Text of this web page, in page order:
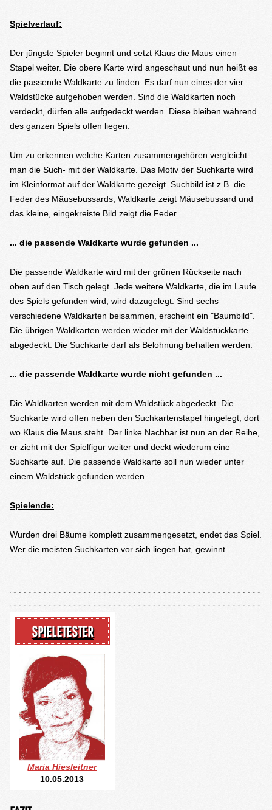
Spielverlauf:
Der jüngste Spieler beginnt und setzt Klaus die Maus einen
Stapel weiter. Die obere Karte wird angeschaut und nun heißt es
die passende Waldkarte zu finden. Es darf nun eines der vier
Waldstücke aufgehoben werden. Sind die Waldkarten noch
verdeckt, dürfen alle aufgedeckt werden. Diese bleiben während
des ganzen Spiels offen liegen.
Um zu erkennen welche Karten zusammengehören vergleicht
man die Such- mit der Waldkarte. Das Motiv der Suchkarte wird
im Kleinformat auf der Waldkarte gezeigt. Suchbild ist z.B. die
Feder des Mäusebussards, Waldkarte zeigt Mäusebussard und
das kleine, eingekreiste Bild zeigt die Feder.
... die passende Waldkarte wurde gefunden ...
Die passende Waldkarte wird mit der grünen Rückseite nach
oben auf den Tisch gelegt. Jede weitere Waldkarte, die im Laufe
des Spiels gefunden wird, wird dazugelegt. Sind sechs
verschiedene Waldkarten beisammen, erscheint ein "Baumbild".
Die übrigen Waldkarten werden wieder mit der Waldstückkarte
abgedeckt. Die Suchkarte darf als Belohnung behalten werden.
... die passende Waldkarte wurde nicht gefunden ...
Die Waldkarten werden mit dem Waldstück abgedeckt. Die
Suchkarte wird offen neben den Suchkartenstapel hingelegt, dort
wo Klaus die Maus steht. Der linke Nachbar ist nun an der Reihe,
er zieht mit der Spielfigur weiter und deckt wiederum eine
Suchkarte auf. Die passende Waldkarte soll nun wieder unter
einem Waldstück gefunden werden.
Spielende:
Wurden drei Bäume komplett zusammengesetzt, endet das Spiel.
Wer die meisten Suchkarten vor sich liegen hat, gewinnt.
SPIELETESTER
Maria Hiesleitner
10.05.2013